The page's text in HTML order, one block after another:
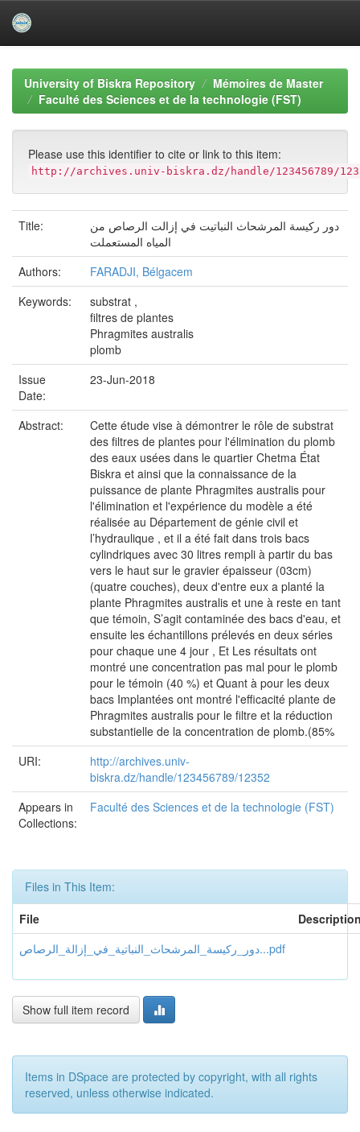
navigationUniversity of Biskra Repository
Mémoires de Master
Faculté des Sciences et de la technologie (FST)
Please use this identifier to cite or link to this item:
http://archives.univ-biskra.dz/handle/123456789/
Title:
دور ركيسة المرشحاث النباتيت في إزالت الرصاص من
المياه المستعملت
Authors:
FARADJI, Bélgacem
Keywords:
substrat ,
filtres de plantes
Phragmites australis
plomb
Issue
Date:
23-Jun-2018
Abstract:
Cette étude vise à démontrer le rôle de substrat
des filtres de plantes pour l'élimination du plomb
des eaux usées dans le quartier Chetma État
Biskra et ainsi que la connaissance de la
puissance de plante Phragmites australis pour
l'élimination et l'expérience du modèle a été
réalisée au Département de génie civil et
l’hydraulique , et il a été fait dans trois bacs
cylindriques avec 30 litres rempli à partir du bas
vers le haut sur le gravier épaisseur (03cm)
(quatre couches), deux d'entre eux a planté la
plante Phragmites australis et une à reste en tant
que témoin, S’agit contaminée des bacs d'eau, et
ensuite les échantillons prélevés en deux séries
pour chaque une 4 jour , Et Les résultats ont
montré une concentration pas mal pour le plomb
pour le témoin (40 %) et Quant à pour les deux
bacs Implantées ont montré l'efficacité plante de
Phragmites australis pour le filtre et la réduction
substantielle de la concentration de plomb.(85%
URI:
http://archives.univ-
biskra.dz/handle/123456789/12352
Appears in
Collections:
Faculté des Sciences et de la technologie (FST)
Files in This Item:
File
دور_ركيسة_المرشحاث_النباتية_في_إزالة_الرصاص...pdf
Show full item record
Items in DSpace are protected by copyright, with all rights
reserved, unless otherwise indicated.